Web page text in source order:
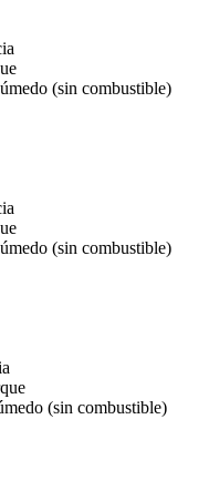
(sin combustible)
(sin combustible)
(sin combustible)